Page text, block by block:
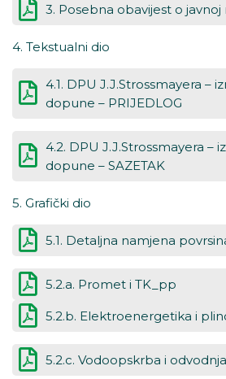
3. Posebna obavijest o javnoj
4. Tekstualni dio
4.1. DPU J.J.Strossmayera –
dopune – PRIJEDLOG
4.2. DPU J.J.Strossmayera –
dopune – SAZETAK
5. Grafički dio
5.1. Detaljna namjena
5.2.a. Promet i TK_pp
5.2.b. Elektroenergetika i
5.2.c. Vodoopskrba i